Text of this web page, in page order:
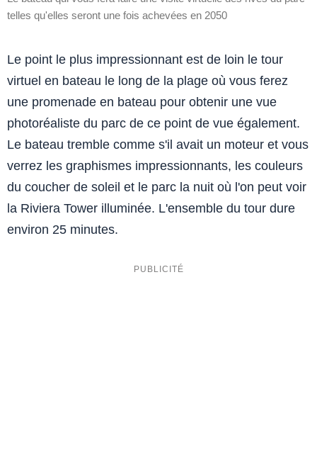
telles qu'elles seront une fois achevées en 2050
Le point le plus impressionnant est de loin le tour
virtuel en bateau le long de la plage où vous ferez
une promenade en bateau pour obtenir une vue
photoréaliste du parc de ce point de vue également.
Le bateau tremble comme s'il avait un moteur et vous
verrez les graphismes impressionnants, les couleurs
du coucher de soleil et le parc la nuit où l'on peut voir
la Riviera Tower illuminée. L'ensemble du tour dure
environ 25 minutes.